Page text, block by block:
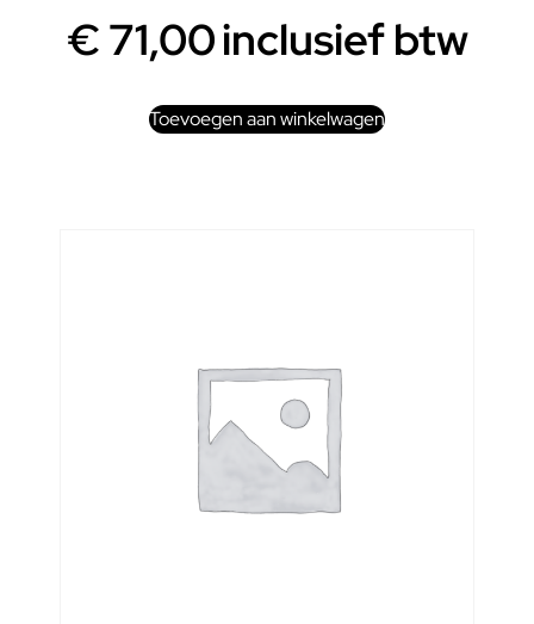
€71,00inclusief btw
Toevoegen aan winkelwagen